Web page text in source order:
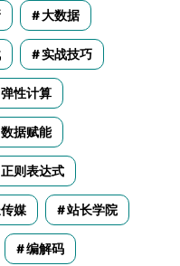
大数据
实战技巧
弹性计算
数据赋能
正则表达式
媒 站长学院
编解码